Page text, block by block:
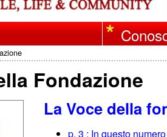
Fondazione
La Voce della
p. 3 : In questo